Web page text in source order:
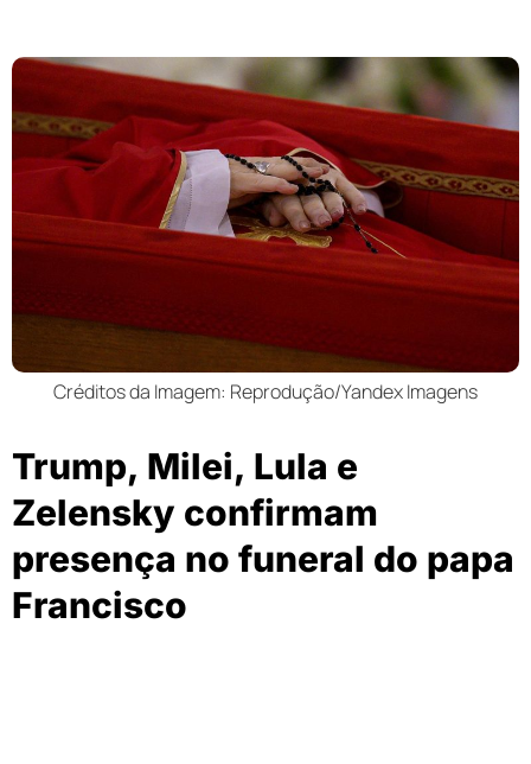
Créditos da Imagem: Reprodução/Yandex Imagens
Trump, Milei, Lula e
Zelensky confirmam
presença no funeral do papa
Francisco